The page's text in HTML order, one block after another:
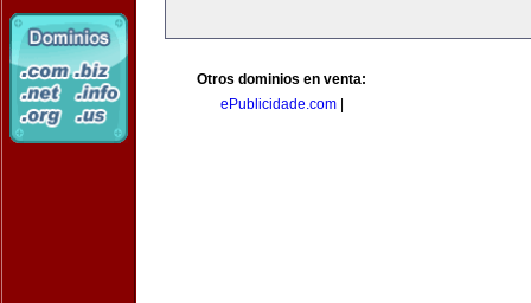
Otros dominios en venta:
ePublicidade.com|